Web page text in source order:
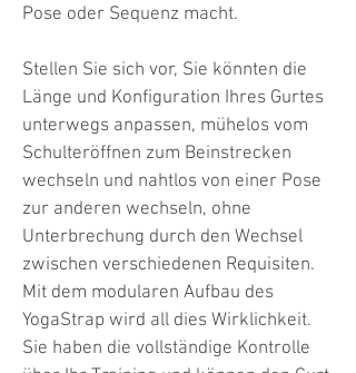
Pose oder Sequenz macht.
Stellen Sie sich vor, Sie könnten die
Länge und Konfiguration Ihres Gurtes
unterwegs anpassen, mühelos vom
Schulteröffnen zum Beinstrecken
wechseln und nahtlos von einer Pose
zur anderen wechseln, ohne
Unterbrechung durch den Wechsel
zwischen verschiedenen Requisiten.
Mit dem modularen Aufbau des
YogaStrap wird all dies Wirklichkeit.
Sie haben die vollständige Kontrolle